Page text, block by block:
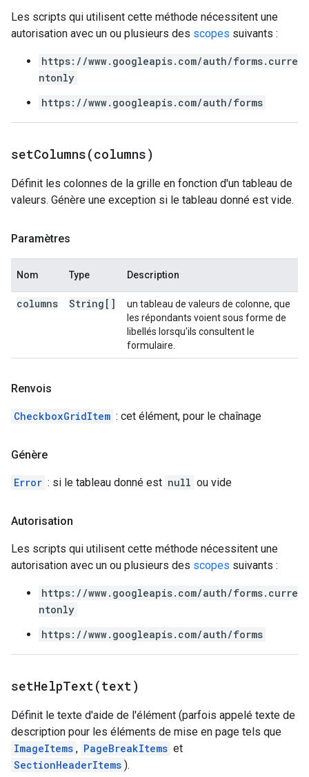
Les scripts qui utilisent cette méthode nécessitent une
autorisation avec un ou plusieurs des scopes suivants :
https://www.googleapis.com/auth/forms.curre
ntonly
https://www.googleapis.com/auth/forms
setColumns(columns)
Définit les colonnes de la grille en fonction d'un tableau de
valeurs. Génère une exception si le tableau donné est vide.
Paramètres
Nom Type Description
columns String[]
un tableau de valeurs de colonne, que
les répondants voient sous forme de
libellés lorsqu'ils consultent le
formulaire.
Renvois
CheckboxGridItem : cet élément, pour le chaînage
Génère
Error : si le tableau donné est null ou vide
Autorisation
Les scripts qui utilisent cette méthode nécessitent une
autorisation avec un ou plusieurs des scopes suivants :
https://www.googleapis.com/auth/forms.curre
ntonly
https://www.googleapis.com/auth/forms
setHelpText(text)
Définit le texte d'aide de l'élément (parfois appelé texte de
description pour les éléments de mise en page tels que
ImageItems , PageBreakItems et
SectionHeaderItems ).